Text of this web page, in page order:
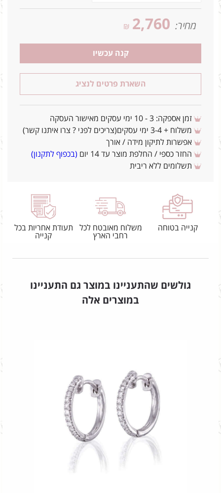
מחיר: 2,760
₪
קנה עכשיו
השארת פרטים לנציג
זמן אספקה: 3 - 10 ימי עסקים מאישור העסקה
משלוח + 3-4 ימי עסקים(צריכים לפני ? צרו איתנו קשר)
אפשרות לתיקון מידה / אורך
החזר כספי / החלפת מוצר עד 14 יום
(בכפוף לתקנון)
תשלומים ללא ריבית
קנייה בטוחה
משלוח מאובטח לכל
רחבי הארץ
תעודת אחריות בכל
קנייה
גולשים שהתעניינו במוצר גם התעניינו
במוצרים אלה